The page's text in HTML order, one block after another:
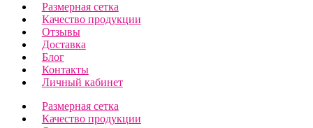
Размерная сетка
Качество продукции
Отзывы
Доставка
Блог
Контакты
Личный кабинет
Размерная сетка
Качество продукции